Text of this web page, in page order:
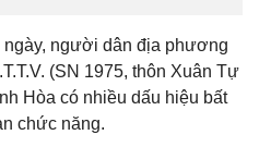
người dân địa phương
(SN 1975, thôn Xuân Tự
Hòa có nhiều dấu hiệu bất
chức năng.